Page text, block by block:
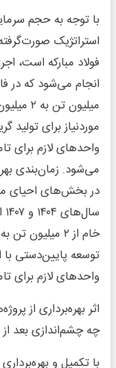
با توجه به حجم
استراتژیک
فولاد مبارکه است،
میلیون
موردنیاز برای
واحدهای لازم برای
می‌شود. زمان‌بندی
در بخش‌‌های احیای
توسعه پایین‌‌دستی با
واحدهای لازم برای
اثر بهره‌‌برداری از
چه چشم‌‌اندازی بعد
با تکمیل و